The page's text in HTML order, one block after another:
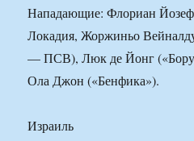
Нападающие: Флориан
Локадия, Жоржиньо
— ПСВ), Люк де Йонг
Ола Джон («Бенфика»).
Израиль